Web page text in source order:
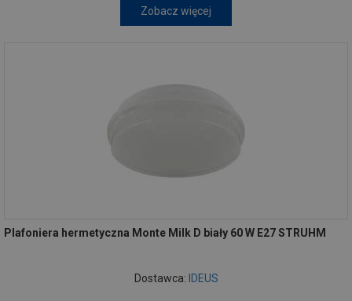
Zobacz więcej
Plafoniera hermetyczna Monte Milk D biały 60 W E27 STRUHM
Dostawca: IDEUS